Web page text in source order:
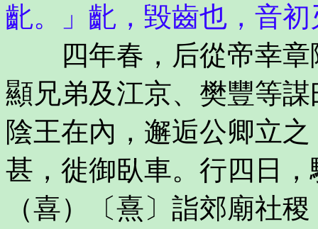
齔。」齔，毀齒也，音初
四年春，后從帝幸章
顯兄弟及江京、樊豐等
陰王在內，邂逅公卿立
甚，徙御臥車。行四日
（喜）〔熹〕詣郊廟社